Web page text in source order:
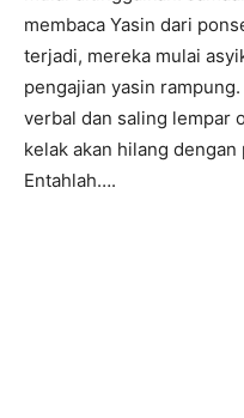
membaca Yasin dari
terjadi, mereka mulai
pengajian yasin
verbal dan saling lempar
kelak akan hilang
Entahlah….